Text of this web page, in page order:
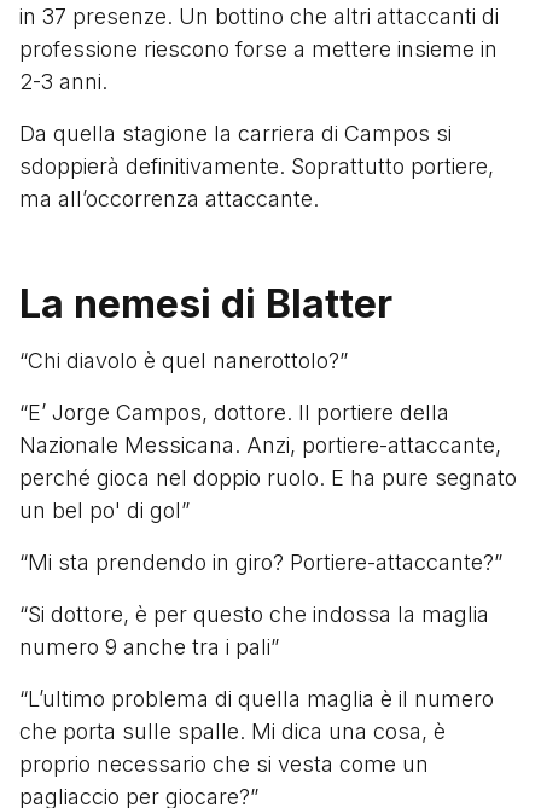
in 37 presenze. Un bottino che altri attaccanti di
professione riescono forse a mettere insieme in
2-3 anni.
Da quella stagione la carriera di Campos si
sdoppierà definitivamente. Soprattutto portiere,
ma all’occorrenza attaccante.
La nemesi di Blatter
“Chi diavolo è quel nanerottolo?”
“E’ Jorge Campos, dottore. Il portiere della
Nazionale Messicana. Anzi, portiere-attaccante,
perché gioca nel doppio ruolo. E ha pure segnato
un bel po' di gol”
“Mi sta prendendo in giro? Portiere-attaccante?”
“Si dottore, è per questo che indossa la maglia
numero 9 anche tra i pali”
“L’ultimo problema di quella maglia è il numero
che porta sulle spalle. Mi dica una cosa, è
proprio necessario che si vesta come un
pagliaccio per giocare?”